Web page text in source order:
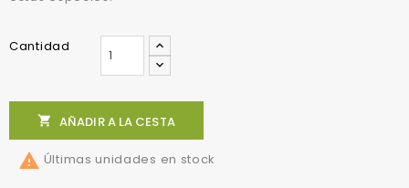
Cantidad
 AÑADIR A LA CESTA
 Últimas unidades en stock